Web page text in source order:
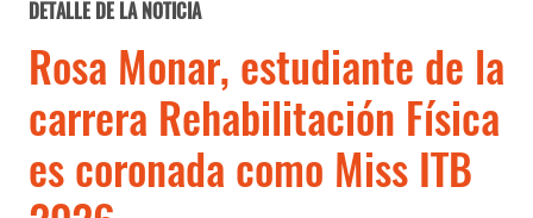
DETALLE DE LA NOTICIA
Rosa Monar, estudiante de la
carrera Rehabilitación Física
es coronada como Miss ITB